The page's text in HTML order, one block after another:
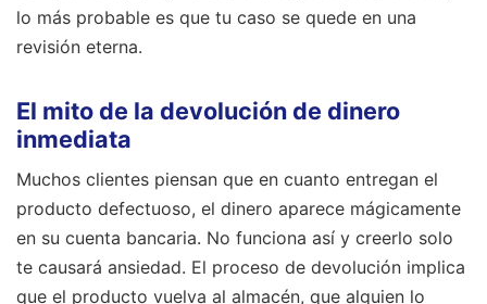
lo más probable es que tu caso se quede en una
revisión eterna.
El mito de la devolución de dinero
inmediata
Muchos clientes piensan que en cuanto entregan el
producto defectuoso, el dinero aparece mágicamente
en su cuenta bancaria. No funciona así y creerlo solo
te causará ansiedad. El proceso de devolución implica
que el producto vuelva al almacén, que alguien lo